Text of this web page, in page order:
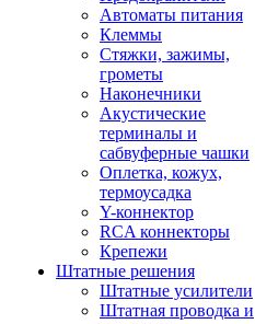
Автоматы питания
Клеммы
Стяжки, зажимы,
грометы
Наконечники
Акустические
терминалы и
сабвуферные чашки
Оплетка, кожух,
термоусадка
Y-коннектор
RCA коннекторы
Крепежи
Штатные решения
Штатные усилители
Штатная проводка и